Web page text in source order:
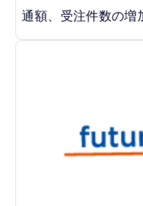
通額、受注件数の増